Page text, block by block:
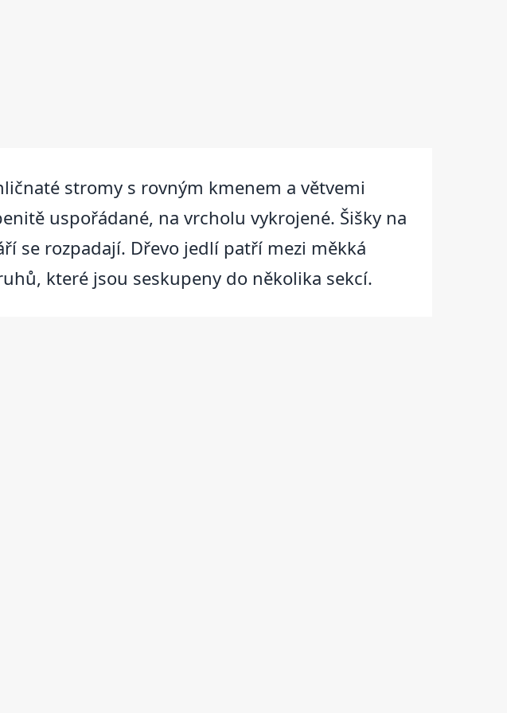
stromy s rovným kmenem a větvemi
uspořádané, na vrcholu vykrojené. Šišky na
se rozpadají. Dřevo jedlí patří mezi měkká
které jsou seskupeny do několika sekcí.